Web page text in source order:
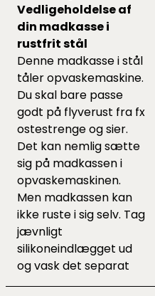
Vedligeholdelse af
din madkasse i
rustfrit stål
Denne madkasse i stål
tåler opvaskemaskine.
Du skal bare passe
godt på flyverust fra fx
ostestrenge og sier.
Det kan nemlig sætte
sig på madkassen i
opvaskemaskinen.
Men madkassen kan
ikke ruste i sig selv. Tag
jævnligt
silikoneindlægget ud
og vask det separat